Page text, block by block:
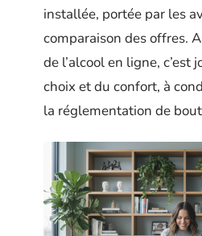
installée, portée par les
comparaison des offres.
de l’alcool en ligne, c’est
choix et du confort, à
la réglementation de